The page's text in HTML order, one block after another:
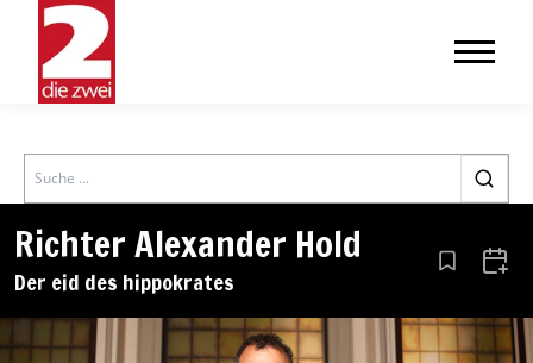
Search
Richter Alexander Hold
Der eid des hippokrates Aus den